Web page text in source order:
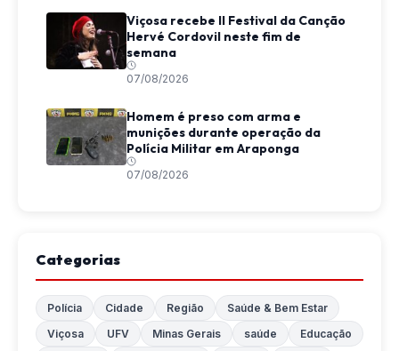
Viçosa recebe II Festival da Canção
Hervé Cordovil neste fim de
semana
07/08/2026
Homem é preso com arma e
munições durante operação da
Polícia Militar em Araponga
07/08/2026
Categorias
Polícia Cidade Região
Saúde & Bem Estar
Viçosa
UFV Minas Gerais saúde
Educação